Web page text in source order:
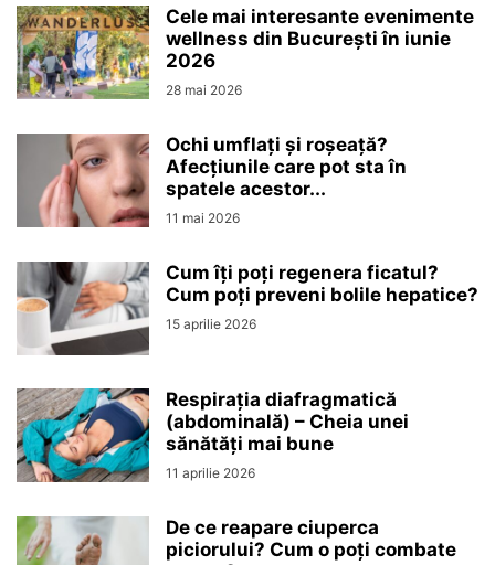
Cele mai interesante evenimente
wellness din București în iunie
2026
28 mai 2026
Ochi umflați și roșeață?
Afecțiunile care pot sta în
spatele acestor...
11 mai 2026
Cum îți poți regenera ficatul?
Cum poți preveni bolile hepatice?
15 aprilie 2026
Respirația diafragmatică
(abdominală) – Cheia unei
sănătăți mai bune
11 aprilie 2026
De ce reapare ciuperca
piciorului? Cum o poți combate